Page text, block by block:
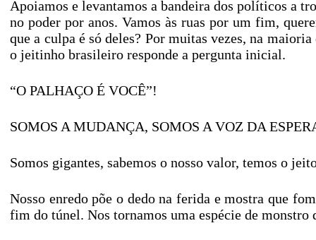
Apoiamos e levantamos a bandeira dos políticos a
no poder por anos. Vamos às ruas por um fim,
que a culpa é só deles? Por muitas vezes, na
o jeitinho brasileiro responde a pergunta inicial.
“O PALHAÇO É VOCÊ”!
SOMOS A MUDANÇA, SOMOS A VOZ DA
Somos gigantes, sabemos o nosso valor, temos o
Nosso enredo põe o dedo na ferida e mostra que
fim do túnel. Nos tornamos uma espécie de monstro